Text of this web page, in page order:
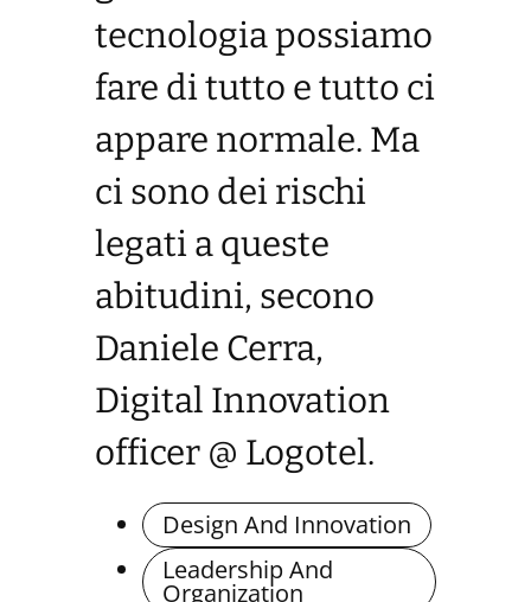
tecnologia possiamo
fare di tutto e tutto ci
appare normale. Ma
ci sono dei rischi
legati a queste
abitudini, secono
Daniele Cerra,
Digital Innovation
officer @ Logotel.
Design And Innovation
Leadership And
Organization